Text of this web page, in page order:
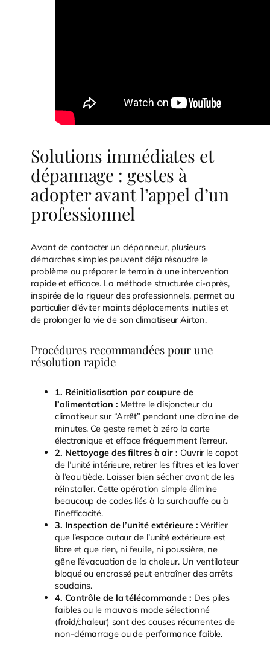
Solutions immédiates et
dépannage : gestes à
adopter avant l’appel d’un
professionnel
Avant de contacter un dépanneur, plusieurs
démarches simples peuvent déjà résoudre le
problème ou préparer le terrain à une intervention
rapide et efficace. La méthode structurée ci-après,
inspirée de la rigueur des professionnels, permet au
particulier d’éviter maints déplacements inutiles et
de prolonger la vie de son climatiseur Airton.
Procédures recommandées pour une
résolution rapide
1. Réinitialisation par coupure de
l’alimentation : Mettre le disjoncteur du
climatiseur sur “Arrêt” pendant une dizaine de
minutes. Ce geste remet à zéro la carte
électronique et efface fréquemment l’erreur.
2. Nettoyage des filtres à air : Ouvrir le capot
de l’unité intérieure, retirer les filtres et les laver
à l’eau tiède. Laisser bien sécher avant de les
réinstaller. Cette opération simple élimine
beaucoup de codes liés à la surchauffe ou à
l’inefficacité.
3. Inspection de l’unité extérieure : Vérifier
que l’espace autour de l’unité extérieure est
libre et que rien, ni feuille, ni poussière, ne
gêne l’évacuation de la chaleur. Un ventilateur
bloqué ou encrassé peut entraîner des arrêts
soudains.
4. Contrôle de la télécommande : Des piles
faibles ou le mauvais mode sélectionné
(froid/chaleur) sont des causes récurrentes de
non-démarrage ou de performance faible.